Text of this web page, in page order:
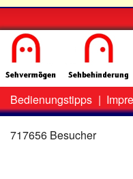
Zweit-
Menü
Bedienungstipps |
717656 Besucher